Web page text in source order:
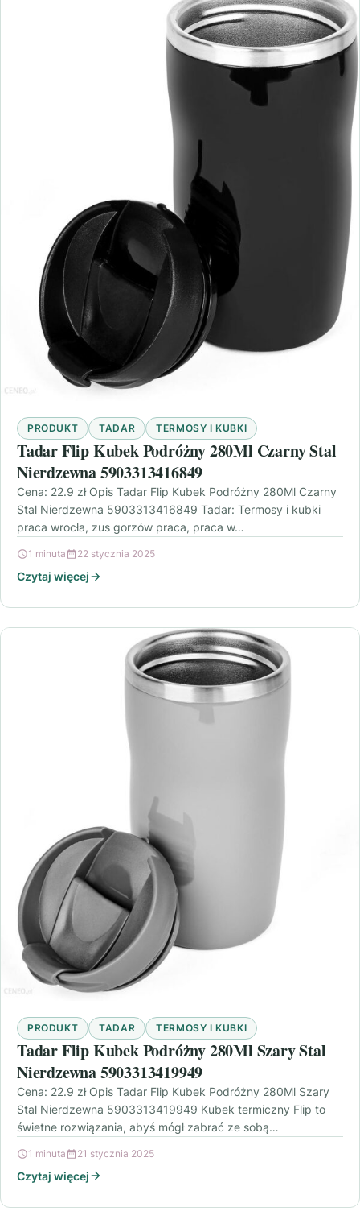
PRODUKT TADAR TERMOSY I KUBKI
Tadar Flip Kubek Podróżny 280Ml Czarny Stal
Nierdzewna 5903313416849
Cena: 22.9 zł Opis Tadar Flip Kubek Podróżny 280Ml Czarny
Stal Nierdzewna 5903313416849 Tadar: Termosy i kubki
praca wrocła, zus gorzów praca, praca w…
1 minuta 22 stycznia 2025
Czytaj więcej
PRODUKT TADAR TERMOSY I KUBKI
Tadar Flip Kubek Podróżny 280Ml Szary Stal
Nierdzewna 5903313419949
Cena: 22.9 zł Opis Tadar Flip Kubek Podróżny 280Ml Szary
Stal Nierdzewna 5903313419949 Kubek termiczny Flip to
świetne rozwiązania, abyś mógł zabrać ze sobą…
1 minuta 21 stycznia 2025
Czytaj więcej